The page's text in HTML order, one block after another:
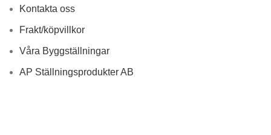
Kontakta oss
Frakt/köpvillkor
Våra Byggställningar
AP Ställningsprodukter AB